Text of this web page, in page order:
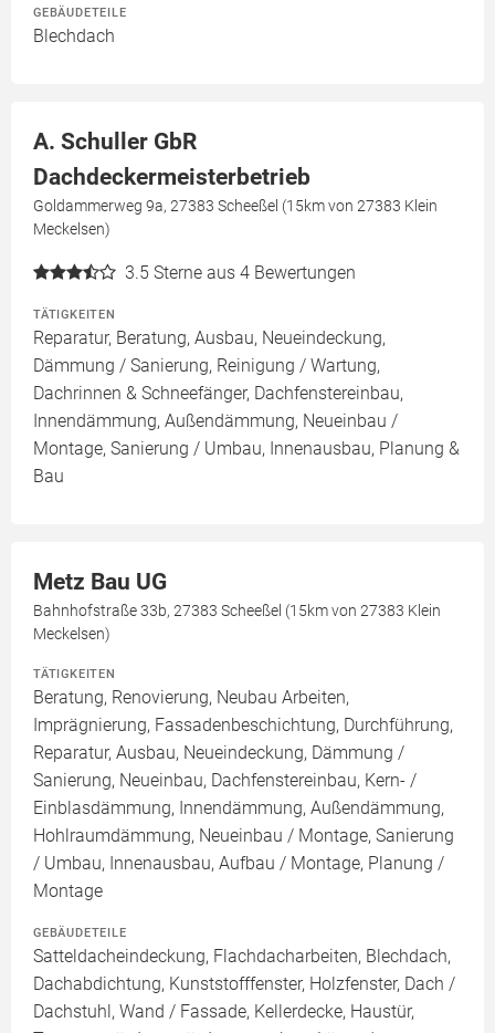
GEBÄUDETEILE
Blechdach
A. Schuller GbR
Dachdeckermeisterbetrieb
Goldammerweg 9a, 27383 Scheeßel (15km von 27383 Klein
Meckelsen)
3.5 Sterne aus 4 Bewertungen
TÄTIGKEITEN
Reparatur, Beratung, Ausbau, Neueindeckung,
Dämmung / Sanierung, Reinigung / Wartung,
Dachrinnen & Schneefänger, Dachfenstereinbau,
Innendämmung, Außendämmung, Neueinbau /
Montage, Sanierung / Umbau, Innenausbau, Planung &
Bau
Metz Bau UG
Bahnhofstraße 33b, 27383 Scheeßel (15km von 27383 Klein
Meckelsen)
TÄTIGKEITEN
Beratung, Renovierung, Neubau Arbeiten,
Imprägnierung, Fassadenbeschichtung, Durchführung,
Reparatur, Ausbau, Neueindeckung, Dämmung /
Sanierung, Neueinbau, Dachfenstereinbau, Kern- /
Einblasdämmung, Innendämmung, Außendämmung,
Hohlraumdämmung, Neueinbau / Montage, Sanierung
/ Umbau, Innenausbau, Aufbau / Montage, Planung /
Montage
GEBÄUDETEILE
Satteldacheindeckung, Flachdacharbeiten, Blechdach,
Dachabdichtung, Kunststofffenster, Holzfenster, Dach /
Dachstuhl, Wand / Fassade, Kellerdecke, Haustür,